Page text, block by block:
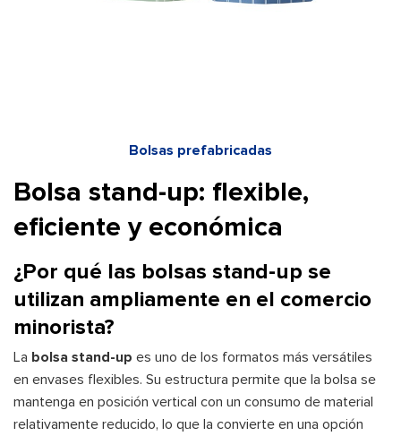
Bolsas prefabricadas
Bolsa stand-up: flexible,
eficiente y económica
¿Por qué las bolsas stand-up se
utilizan ampliamente en el comercio
minorista?
La bolsa stand-up es uno de los formatos más versátiles
en envases flexibles. Su estructura permite que la bolsa se
mantenga en posición vertical con un consumo de material
relativamente reducido, lo que la convierte en una opción